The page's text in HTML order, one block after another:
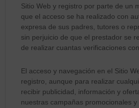
Sitio Web y registro por parte de un
que el acceso se ha realizado con
expresa de sus padres, tutores o
sin perjuicio de que el prestador se
de realizar cuantas verificaciones
El acceso y navegación en el Sitio
registro, aunque para realizar
recibir publicidad, información y
nuestras campañas promocionales y